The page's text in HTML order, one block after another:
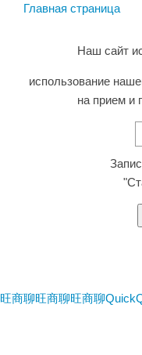
Главная страница
Наш сайт
использование
на прием и
旺商聊旺商聊旺商聊